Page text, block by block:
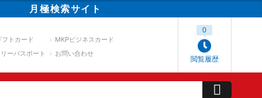
月極検索サイト
フトカード
MKPビジネスカード
ーパスポート
お問い合わせ
閲覧履歴
0